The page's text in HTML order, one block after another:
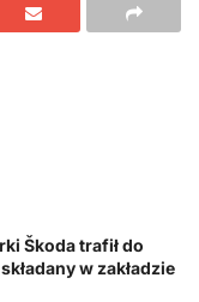
Škoda trafił do
w zakładzie